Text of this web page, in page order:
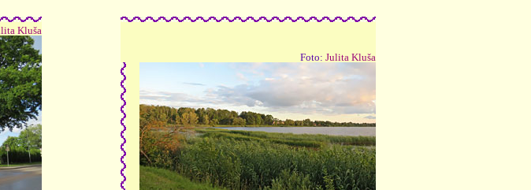
Kluša
Foto: Julita Kluša